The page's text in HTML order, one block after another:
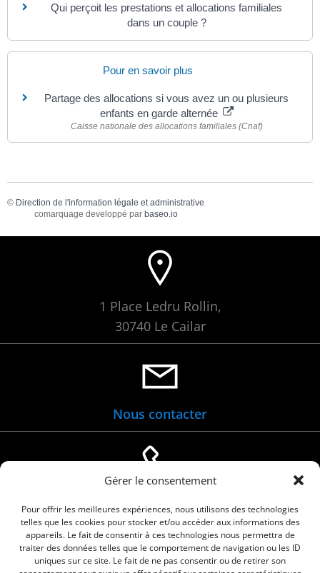
Gérer le consentement
Pour offrir les meilleures expériences, nous utilisons des technologies
telles que les cookies pour stocker et/ou accéder aux informations des
appareils. Le fait de consentir à ces technologies nous permettra de
traiter des données telles que le comportement de navigation ou les ID
uniques sur ce site. Le fait de ne pas consentir ou de retirer son
Qui perçoit les prestations et allocations familiales
dans un couple ?
Pour en savoir plus
Partage des allocations si vous avez un ou plusieurs
enfants en garde alternée
Caisse nationale des allocations familiales (Cnaf)
© Direction de l'information légale et administrative
comarquage developpé par baseo.io
1 Place Ledru Rollin,
30740 Le Cailar
Nous contacter
04 66 88 01 05